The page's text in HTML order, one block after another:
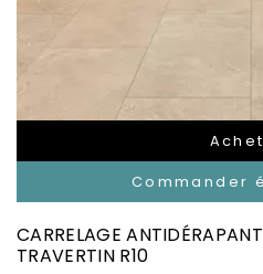
Commander
CARRELAGE
TRAVERTIN R10